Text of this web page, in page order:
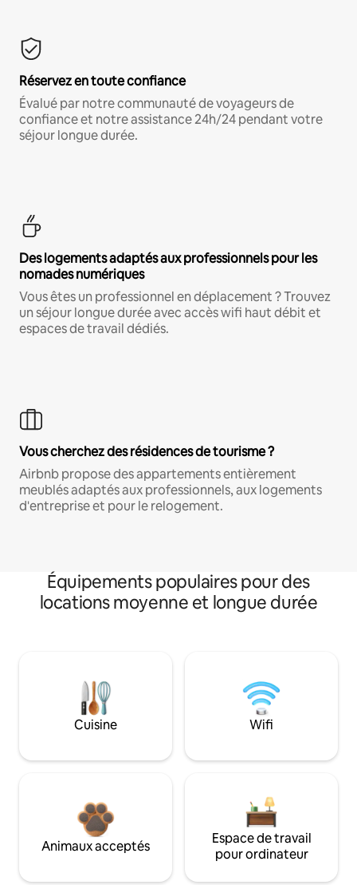
Réservez en toute confiance
Évalué par notre communauté de voyageurs de
confiance et notre assistance 24h/24 pendant votre
séjour longue durée.
Des logements adaptés aux professionnels pour les
nomades numériques
Vous êtes un professionnel en déplacement ? Trouvez
un séjour longue durée avec accès wifi haut débit et
espaces de travail dédiés.
Vous cherchez des résidences de tourisme ?
Airbnb propose des appartements entièrement
meublés adaptés aux professionnels, aux logements
d'entreprise et pour le relogement.
Équipements populaires pour des
locations moyenne et longue durée
Cuisine Wifi
Animaux acceptés
Espace de travail
pour ordinateur